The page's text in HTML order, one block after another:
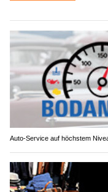
Auto-Service auf höchstem